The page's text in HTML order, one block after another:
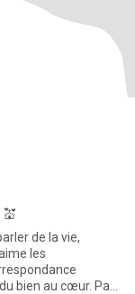
💒
de la vie,
les
bien au cœur. Pas